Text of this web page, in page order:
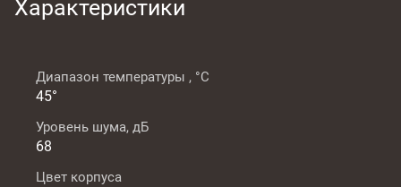
Характеристики
Диапазон температуры , °C
45°
Уровень шума, дБ
68
Цвет корпуса